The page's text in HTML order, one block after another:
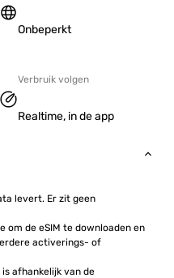
Onbeperkt
Verbruik volgen
Realtime, in de app
levert. Er zit geen
om de eSIM te downloaden en
activerings- of
is afhankelijk van de